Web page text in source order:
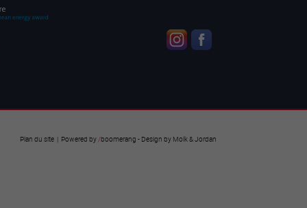
Plan du site | Powered by /boomerang - Design by Molk & Jordan